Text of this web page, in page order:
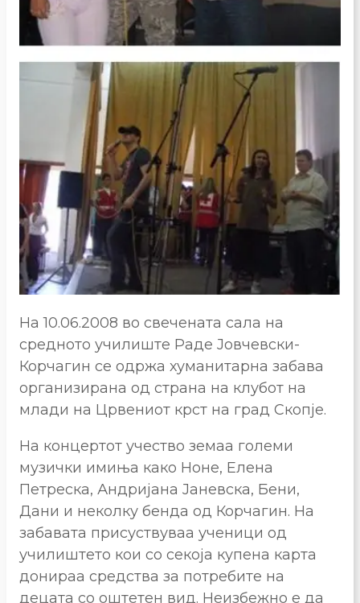
На 10.06.2008 во свечената сала на
средното училиште Раде Јовчевски-
Корчагин се одржа хуманитарна забава
организирана од страна на клубот на
млади на Црвениот крст на град Скопје.
На концертот учество земаа големи
музички имиња како Ноне, Елена
Петреска, Андријана Јаневска, Бени,
Дани и неколку бенда од Корчагин. На
забавата присуствуваа ученици од
училиштето кои со секоја купена карта
донираа средства за потребите на
децата со оштетен вид. Неизбежно е да